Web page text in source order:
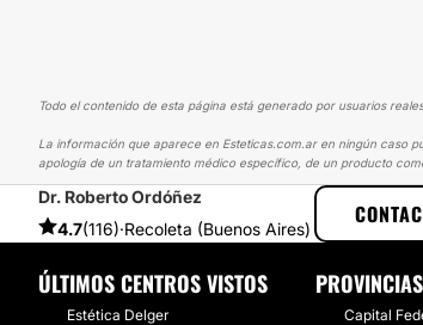
Todo el contenido de esta página está generado por usuarios
La información que aparece en Esteticas.com.ar en ningún caso
apología de un tratamiento médico específico, de un producto
Dr. Roberto Ordóñez
4.7(116)·Recoleta (Buenos Aires)
ESTETICAS EXPERIENCIAS EXPERIENCIAS SOBRE
ÚLTIMOS CENTROS VISTOS
Estética Delger
Capital